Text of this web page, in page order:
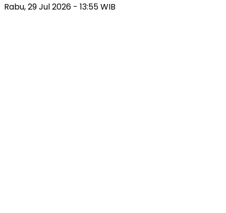
Rabu, 29 Jul 2026 - 13:55 WIB